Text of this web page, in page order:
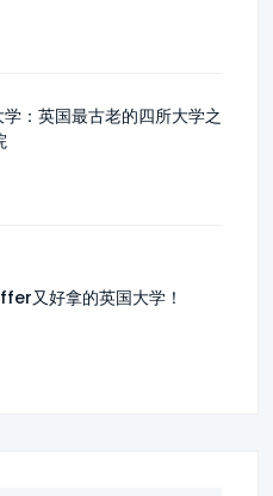
：英国最古老的四所大学之
又好拿的英国大学！